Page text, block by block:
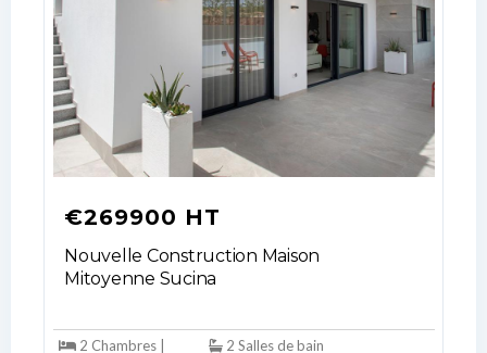
€269900 HT
Nouvelle Construction Maison
Mitoyenne Sucina
2 Chambres |
2 Salles de bain